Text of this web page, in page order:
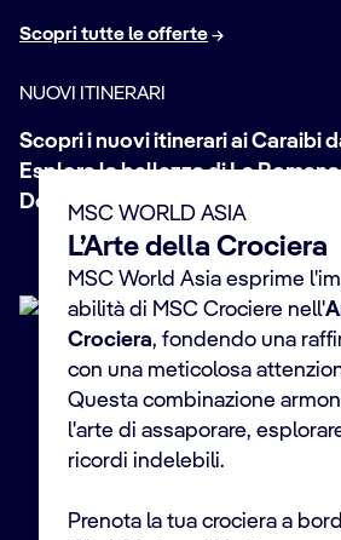
Scopri tutte le offerte
NUOVI ITINERARI
Scopri i nuovi itinerari ai Caraibi
Esplora la bellezza di La
Dominicana.
Repubblica
vivi la magia dei
Prenota ora
MSC WORLD ASIA
L’Arte della Crociera
MSC World Asia esprime
abilità di MSC Crociere nell'
Crociera, fondendo una
con una meticolosa
Questa combinazione
l'arte di assaporare,
ricordi indelebili.
Prenota la tua crociera a